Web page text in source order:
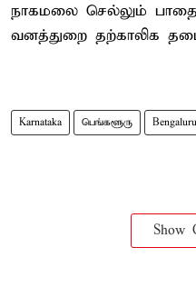
நாகமலை செல்லும்
வனத்துறை தற்காலிக தடை
Karnataka பெங்களூரு Bengaluru
Show